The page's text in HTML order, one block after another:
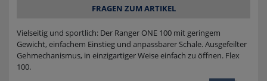
FRAGEN ZUM ARTIKEL
Vielseitig und sportlich: Der Ranger ONE 100 mit geringem
Gewicht, einfachem Einstieg und anpassbarer Schale. Ausgefeilter
Gehmechanismus, in einzigartiger Weise einfach zu öffnen. Flex
100.